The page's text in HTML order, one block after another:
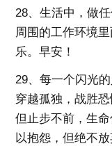
28、生活中，做
周围的工作环境
乐。早安！
29、每一个闪光
穿越孤独，战胜
但止步不前，生
以抱怨，但绝不